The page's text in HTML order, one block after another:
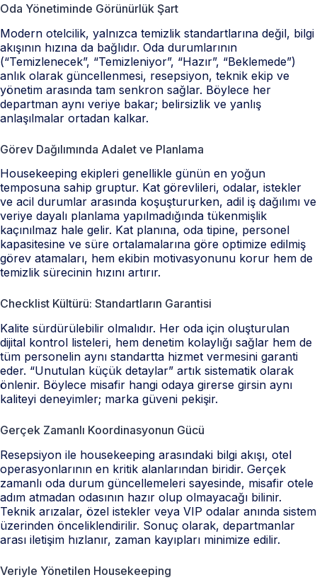
Oda Yönetiminde Görünürlük Şart
Modern otelcilik, yalnızca temizlik standartlarına değil, bilgi
akışının hızına da bağlıdır. Oda durumlarının
(“Temizlenecek”, “Temizleniyor”, “Hazır”, “Beklemede”)
anlık olarak güncellenmesi, resepsiyon, teknik ekip ve
yönetim arasında tam senkron sağlar. Böylece her
departman aynı veriye bakar; belirsizlik ve yanlış
anlaşılmalar ortadan kalkar.
Görev Dağılımında Adalet ve Planlama
Housekeeping ekipleri genellikle günün en yoğun
temposuna sahip gruptur. Kat görevlileri, odalar, istekler
ve acil durumlar arasında koşuştururken, adil iş dağılımı ve
veriye dayalı planlama yapılmadığında tükenmişlik
kaçınılmaz hale gelir. Kat planına, oda tipine, personel
kapasitesine ve süre ortalamalarına göre optimize edilmiş
görev atamaları, hem ekibin motivasyonunu korur hem de
temizlik sürecinin hızını artırır.
Checklist Kültürü: Standartların Garantisi
Kalite sürdürülebilir olmalıdır. Her oda için oluşturulan
dijital kontrol listeleri, hem denetim kolaylığı sağlar hem de
tüm personelin aynı standartta hizmet vermesini garanti
eder. “Unutulan küçük detaylar” artık sistematik olarak
önlenir. Böylece misafir hangi odaya girerse girsin aynı
kaliteyi deneyimler; marka güveni pekişir.
Gerçek Zamanlı Koordinasyonun Gücü
Resepsiyon ile housekeeping arasındaki bilgi akışı, otel
operasyonlarının en kritik alanlarından biridir. Gerçek
zamanlı oda durum güncellemeleri sayesinde, misafir otele
adım atmadan odasının hazır olup olmayacağı bilinir.
Teknik arızalar, özel istekler veya VIP odalar anında sistem
üzerinden önceliklendirilir. Sonuç olarak, departmanlar
arası iletişim hızlanır, zaman kayıpları minimize edilir.
Veriyle Yönetilen Housekeeping